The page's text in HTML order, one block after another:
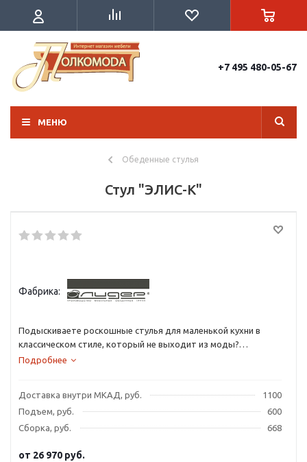
+7 495 480-05-67
МЕНЮ
Обеденные стулья
Стул "ЭЛИС-К"
Фабрика:
Подыскиваете роскошные стулья для маленькой кухни в
классическом стиле, который не выходит из моды?
Предлагаем купить кухонные стулья «Элис-К», главным
Подробнее
Доставка внутри МКАД, руб.
1100
Подъем, руб.
600
Сборка, руб.
668
от 26 970 руб.